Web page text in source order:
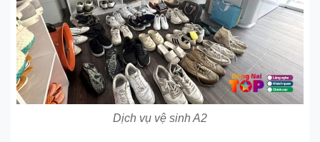
Dịch vụ vệ sinh A2